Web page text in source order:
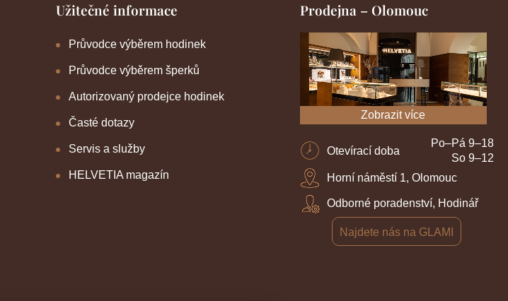
Užitečné informace
Průvodce výběrem hodinek
Průvodce výběrem šperků
Autorizovaný prodejce hodinek
Časté dotazy
Servis a služby
HELVETIA magazín
Prodejna – Olomouc
Zobrazit více
Otevírací doba
Po–Pá 9–18
So 9–12
Horní náměstí 1, Olomouc
Odborné poradenství, Hodinář
Najdete nás na GLAMI